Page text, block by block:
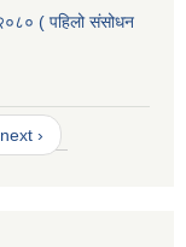
( पहिलो संसोधन
next ›